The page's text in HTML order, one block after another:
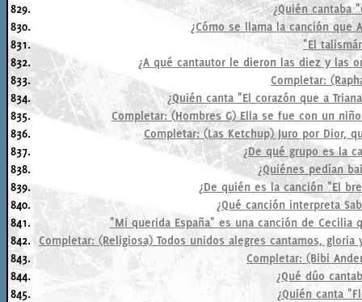
829.
¿Quién cantaba
830.
¿Cómo se llama la canción que
831.
"El
832.
¿A qué cantautor le dieron las diez y las
833.
Completar:
834.
¿Quién canta "El corazón que a
835.
Completar: (Hombres G) Ella se fue con un
836.
Completar: (Las Ketchup) Juro por Dior,
837.
¿De qué grupo es la
838.
¿Quiénes pedían
839.
¿De quién es la canción "El
840.
¿Qué canción interpreta
841.
"Mi querida España" es una canción de Cecilia
842. Completar: (Religiosa) Todos unidos alegres cantamos,
843.
Completar: (Bibi
844.
¿Qué dúo
845.
¿Quién canta